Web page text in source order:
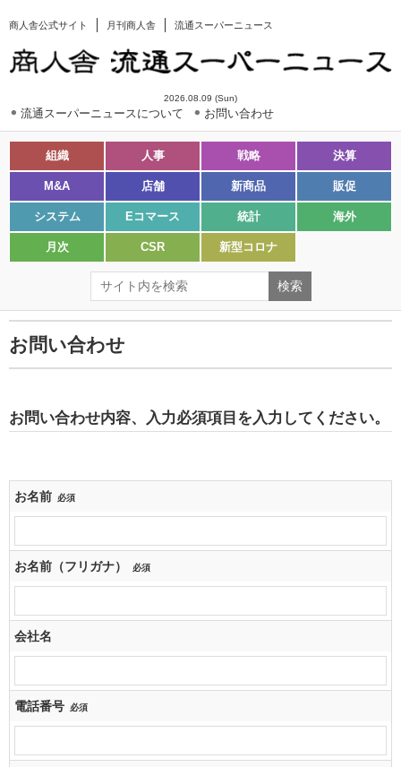
商人舎公式サイト 月刊商人舎 流通スーパーニュース
2026.08.09 (Sun)
流通スーパーニュースについて お問い合わせ
組織 人事 戦略 決算
M&A 店舗 新商品 販促
システム Eコマース 統計 海外
月次 CSR 新型コロナ
お問い合わせ
お問い合わせ内容、入力必須項目を入力してください。
お名前 必須
お名前（フリガナ） 必須
会社名
電話番号 必須